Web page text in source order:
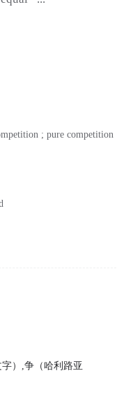
; pure competition
）,争（哈利路亚